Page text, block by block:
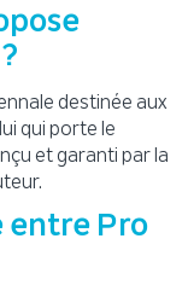
destinée aux
qui porte le
et garanti par la
entre Pro